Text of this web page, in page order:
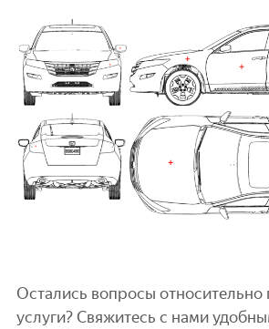
Остались вопросы
услуги? Свяжитесь с нами